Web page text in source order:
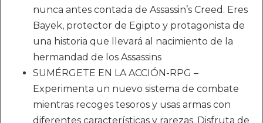
nunca antes contada de Assassin’s Creed. Eres
Bayek, protector de Egipto y protagonista de
una historia que llevará al nacimiento de la
hermandad de los Assassins
SUMÉRGETE EN LA ACCIÓN-RPG –
Experimenta un nuevo sistema de combate
mientras recoges tesoros y usas armas con
diferentes características y rarezas. Disfruta de